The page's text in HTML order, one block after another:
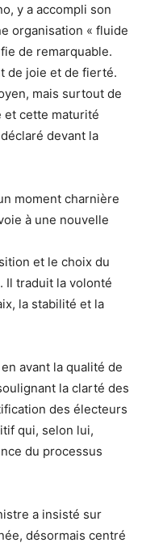
y a accompli son
organisation « fluide
de remarquable.
de joie et de fierté.
mais surtout de
et cette maturité
devant la
moment charnière
à une nouvelle
et le choix du
Il traduit la volonté
la stabilité et la
avant la qualité de
la clarté des
des électeurs
qui, selon lui,
du processus
a insisté sur
désormais centré